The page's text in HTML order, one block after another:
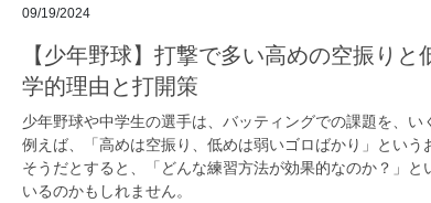
09/19/2024
【少年野球】打撃で多い高めの空振り
学的理由と打開策
少年野球や中学生の選手は、バッティングでの課題を、い
例えば、「高めは空振り、低めは弱いゴロばかり」という
そうだとすると、「どんな練習方法が効果的なのか？」と
いるのかもしれません。